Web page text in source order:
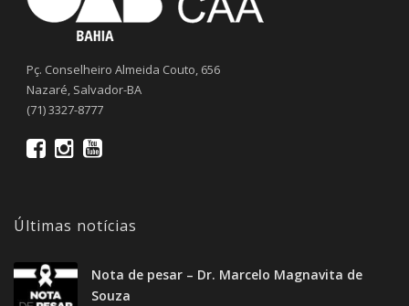
Pç. Conselheiro Almeida Couto, 656
Nazaré, Salvador-BA
(71) 3327-8777
Últimas notícias
Nota de pesar – Dr. Marcelo Magnavita de
Souza